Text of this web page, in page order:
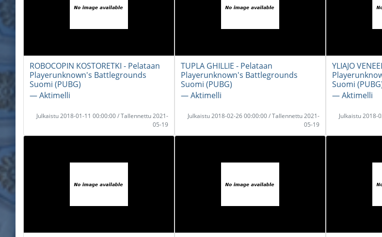
ROBOCOPIN KOSTORETKI - Pelataan
Playerunknown's Battlegrounds
Suomi (PUBG)
― Aktimelli
Julkaistu 2018-01-11 00:00:00 / Tallennettu 2021-
05-19
TUPLA GHILLIE - Pelataan
Playerunknown's Battlegrounds
Suomi (PUBG)
― Aktimelli
Julkaistu 2018-02-26 00:00:00 / Tallennettu 2021-
05-19
YLIAJO
Suomi
― Aktimelli
Julkaistu 2018-